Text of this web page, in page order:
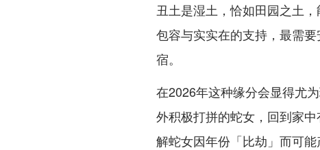
丑土是湿土，恰如田园之土
包容与实实在的支持，最需
宿。
在2026年这种缘分会显得尤
外积极打拼的蛇女，回到家
解蛇女因年份「比劫」而可